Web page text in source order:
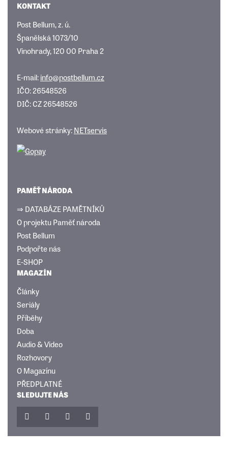
KONTAKT
Post Bellum, z. ú.
Španělská 1073/10
Vinohrady, 120 00 Praha 2
E-mail:info@postbellum.cz
IČO: 26548526
DIČ: CZ 26548526
Webové stránky:NETservis
PAMĚŤ NÁRODA
⇒ DATABÁZE PAMĚTNÍKŮ
O projektu Paměť národa
Post Bellum
Podpořte nás
E-SHOP
MAGAZÍN
Články
Seriály
Příběhy
Doba
Audio & Video
Rozhovory
O Magazínu
PŘEDPLATNÉ
SLEDUJTE NÁS